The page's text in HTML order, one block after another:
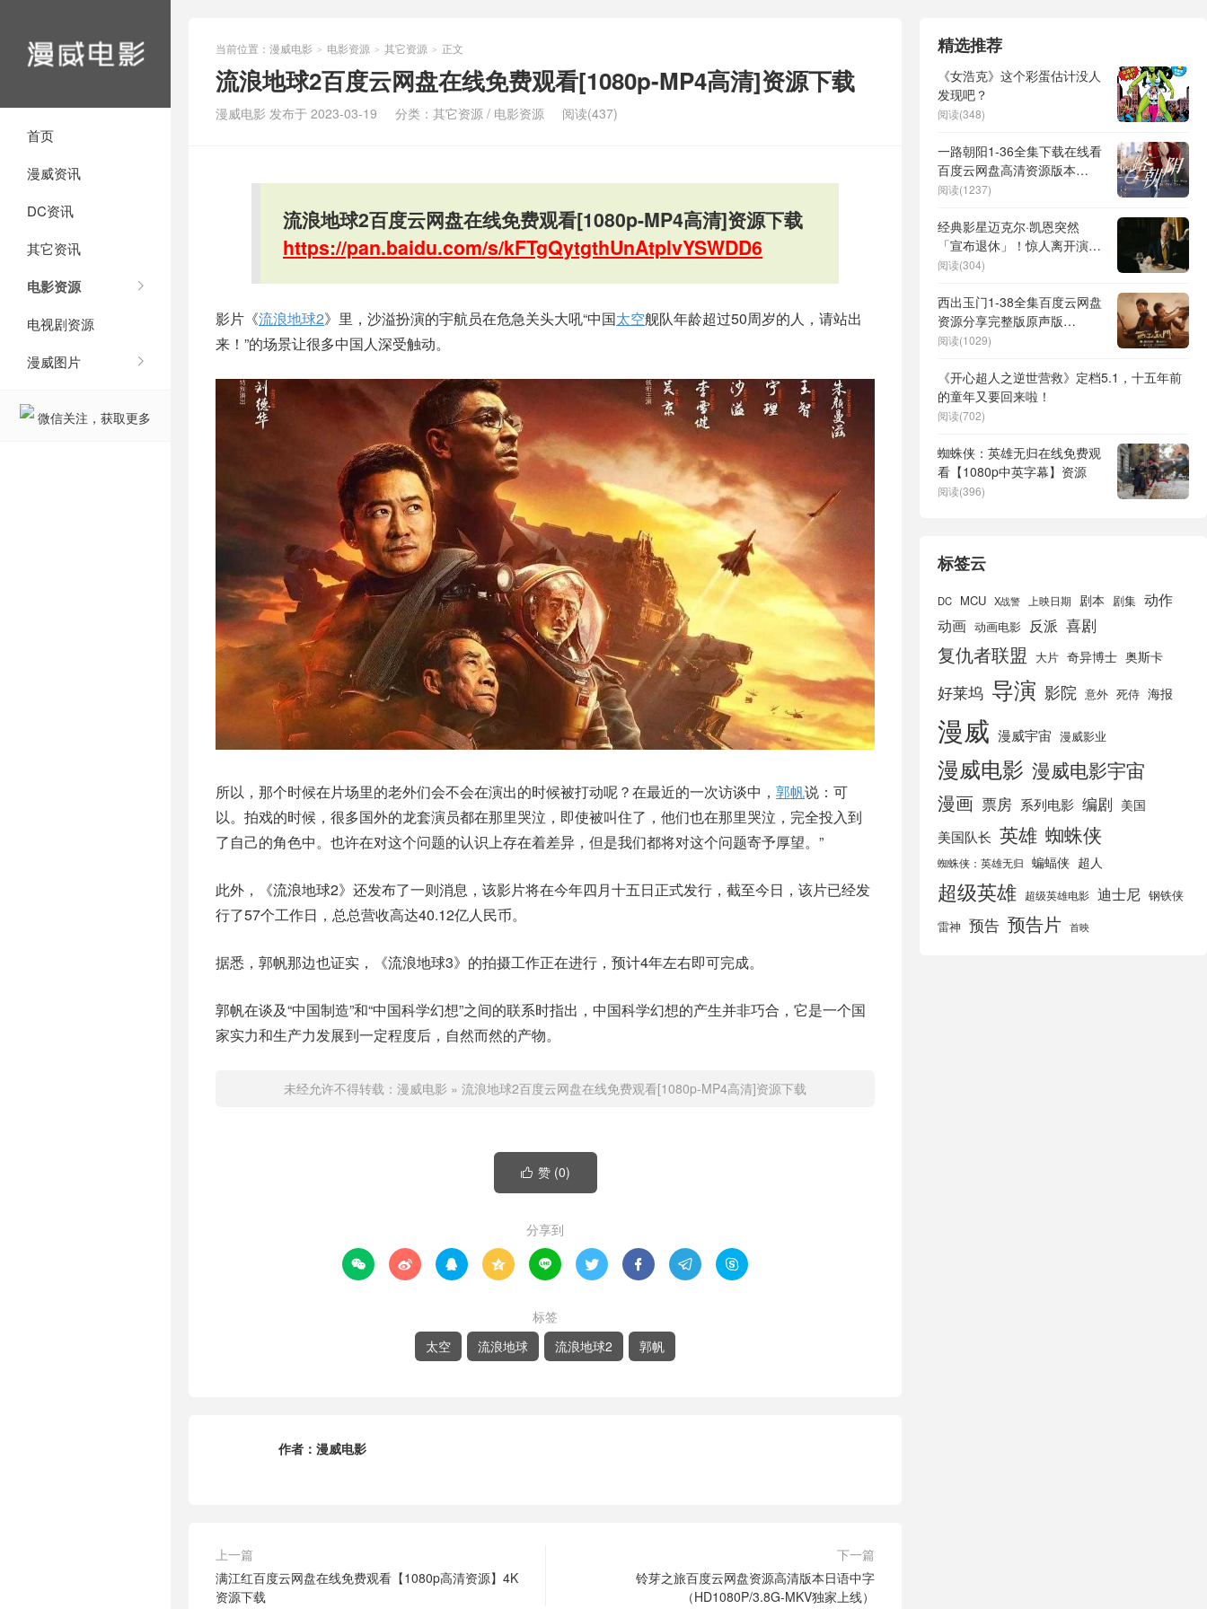
首页
漫威资讯
DC资讯
其它资讯
电影资源
电视剧资源
漫威图片
微信关注，获取更多
当前位置： 漫威电影 > 电影资源 > 其它资源 > 正文
流浪地球2百度云网盘在线免费观看[1080p-MP4高清]资源下载
漫威电影 发布于 2023-03-19 分类： 其它资源 / 电影资源 阅读(437)
流浪地球2百度云网盘在线免费观看[1080p-MP4高清]资源下载
https://pan.baidu.com/s/kFTgQytgthUnAtplvYSWDD6
影片《流浪地球2》里，沙溢扮演的宇航员在危急关头大吼“中国太空舰队年龄超过50周岁的人，请站出
来！”的场景让很多中国人深受触动。
所以，那个时候在片场里的老外们会不会在演出的时候被打动呢？在最近的一次访谈中， 郭帆说：可
以。拍戏的时候，很多国外的龙套演员都在那里哭泣，即使被叫住了，他们也在那里哭泣，完全投入到
了自己的角色中。也许在对这个问题的认识上存在着差异，但是我们都将对这个问题寄予厚望。”
此外，《流浪地球2》还发布了一则消息，该影片将在今年四月十五日正式发行，截至今日，该片已经发
行了57个工作日，总总营收高达40.12亿人民币。
据悉，郭帆那边也证实，《流浪地球3》的拍摄工作正在进行，预计4年左右即可完成。
郭帆在谈及“中国制造”和“中国科学幻想”之间的联系时指出，中国科学幻想的产生并非巧合，它是一个国
家实力和生产力发展到一定程度后，自然而然的产物。
未经允许不得转载： 漫威电影 » 流浪地球2百度云网盘在线免费观看[1080p-MP4高清]资源下载
 赞 (0)
分享到
        
标签
太空
流浪地球 流浪地球2 郭帆
作者： 漫威电影
上一篇
满江红百度云网盘在线免费观看【1080p高清资源】4K
资源下载
下一篇
铃芽之旅百度云网盘资源高清版本日语中字
（HD1080P/3.8G-MKV独家上线）
精选推荐
《女浩克》这个彩蛋估计没人
发现吧？
阅读(348)
一路朝阳1-36全集下载在线看
百度云网盘高清资源版本
「BD1080P大结局-MP4」
阅读(1237)
经典影星迈克尔·凯恩突然
「宣布退休」！惊人离开演艺
圈：我走向新旅程
阅读(304)
西出玉门1-38全集百度云网盘
资源分享完整版原声版
【MP4-1080P高清】
阅读(1029)
《开心超人之逆世营救》定档5.1，十五年前
的童年又要回来啦！
阅读(702)
蜘蛛侠：英雄无归在线免费观
看【1080p中英字幕】资源
阅读(396)
标签云
DC MCU X战警 上映日期 剧本 剧集 动作
动画 动画电影 反派 喜剧
复仇者联盟 大片 奇异博士 奥斯卡
好莱坞 导演 影院 意外 死侍 海报
漫威 漫威宇宙 漫威影业
漫威电影 漫威电影宇宙
漫画 票房 系列电影 编剧 美国
美国队长 英雄 蜘蛛侠
蜘蛛侠：英雄无归 蝙蝠侠 超人
超级英雄 超级英雄电影 迪士尼 钢铁侠
雷神 预告 预告片 首映